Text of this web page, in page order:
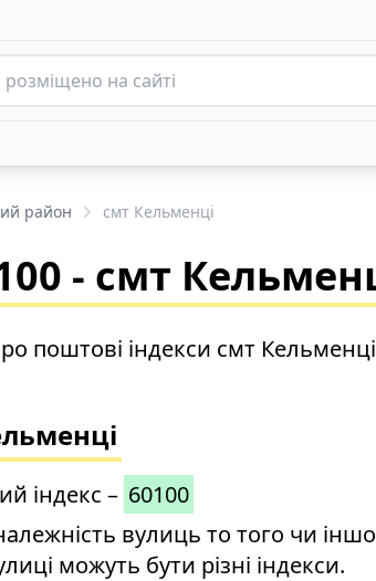
район смт Кельменці
- смт
поштові індекси смт
індекс – 60100
вулиць то того чи
можуть бути різні індекси.